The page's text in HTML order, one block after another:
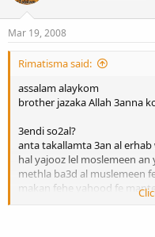
Mar 19, 2008
Rimatisma said:
assalam alaykom
brother jazaka Allah 3anna
3endi so2al?
anta takallamta 3an al erhab
hal yajooz lel moslemeen
methla ba3d al muslemeen
makan fehe yahood fe
yode aydan laysa faqat be